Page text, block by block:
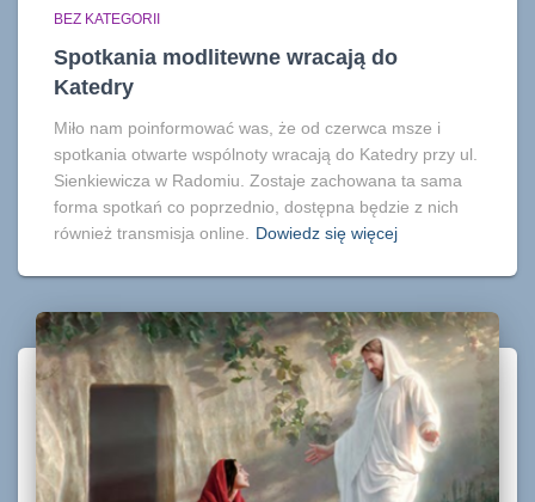
BEZ KATEGORII
Spotkania modlitewne wracają do
Katedry
Miło nam poinformować was, że od czerwca msze i
spotkania otwarte wspólnoty wracają do Katedry przy ul.
Sienkiewicza w Radomiu. Zostaje zachowana ta sama
forma spotkań co poprzednio, dostępna będzie z nich
również transmisja online. Dowiedz się więcej